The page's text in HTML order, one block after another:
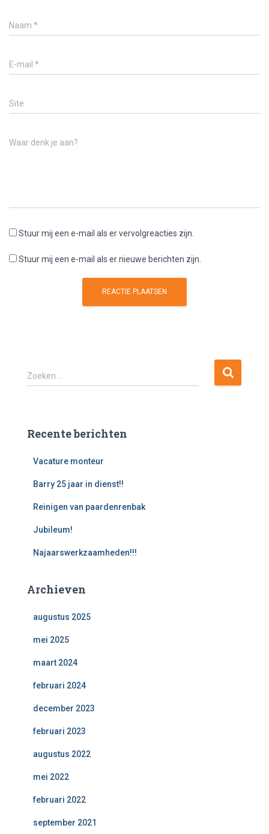
Naam *
E-mail *
Site
Waar denk je aan?
Stuur mij een e-mail als er vervolgreacties zijn.
Stuur mij een e-mail als er nieuwe berichten zijn.
Z
o
n
Zoeken …
Recente berichten
Vacature monteur
Barry 25 jaar in dienst!!
Reinigen van paardenrenbak
Jubileum!
Najaarswerkzaamheden!!!
Archieven
augustus 2025
mei 2025
maart 2024
februari 2024
december 2023
februari 2023
augustus 2022
mei 2022
februari 2022
september 2021